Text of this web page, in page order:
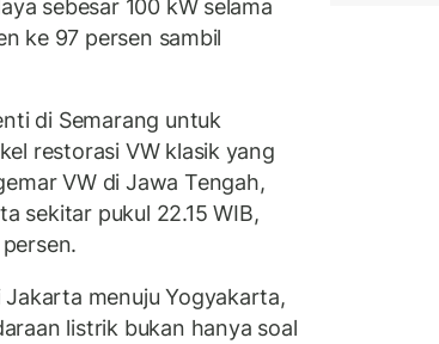
sebesar 100 kW selama
ke 97 persen sambil
di Semarang untuk
restorasi VW klasik yang
VW di Jawa Tengah,
sekitar pukul 22.15 WIB,
menuju Yogyakarta,
listrik bukan hanya soal